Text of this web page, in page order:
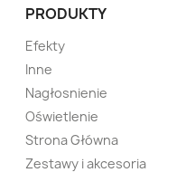
PRODUKTY
Efekty
Inne
Nagłosnienie
Oświetlenie
Strona Główna
Zestawy i akcesoria